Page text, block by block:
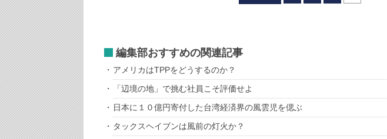
編集部おすすめの関連記事
アメリカはTPPをどうするのか？
「辺境の地」で挑む社員こそ評価せよ
日本に１０億円寄付した台湾経済界の風雲児を偲ぶ
タックスヘイブンは風前の灯火か？